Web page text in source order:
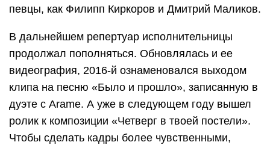
певцы, как Филипп Киркоров и Дмитрий Маликов.
В дальнейшем репертуар исполнительницы
продолжал пополняться. Обновлялась и ее
видеография, 2016-й ознаменовался выходом
клипа на песню «Было и прошло», записанную в
дуэте с Arame. А уже в следующем году вышел
ролик к композиции «Четверг в твоей постели».
Чтобы сделать кадры более чувственными,